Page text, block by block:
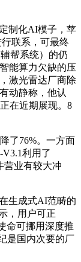
制化AI模子，苹
联系，可最终
帮系统）的仍
能算力欠缺的压
激光雷达厂商除
动静称，他认
在近期展现。8
了76%。一方面
V3.1利用了
营业有较大冲
生成式AI范畴的
，用户可正
命可挪用深度推
是国内次要的厂